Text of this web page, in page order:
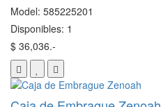
Model: 585225201
Disponibles: 1
$ 36,036.-